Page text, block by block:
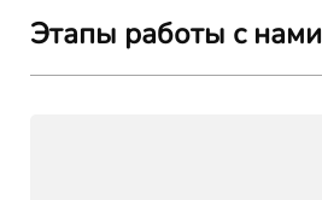
Этапы работы с нами